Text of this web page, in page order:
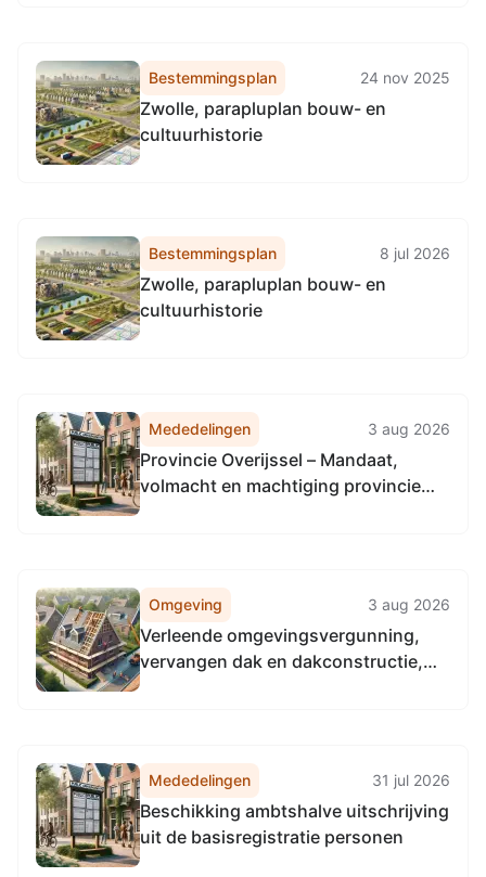
Bestemmingsplan 24 nov 2025
Zwolle, parapluplan bouw- en
cultuurhistorie
Bestemmingsplan 8 jul 2026
Zwolle, parapluplan bouw- en
cultuurhistorie
Mededelingen 3 aug 2026
Provincie Overijssel – Mandaat,
volmacht en machtiging provincie
Omgeving 3 aug 2026
Verleende omgevingsvergunning,
vervangen dak en dakconstructie,
Mededelingen 31 jul 2026
Beschikking ambtshalve uitschrijving
uit de basisregistratie personen